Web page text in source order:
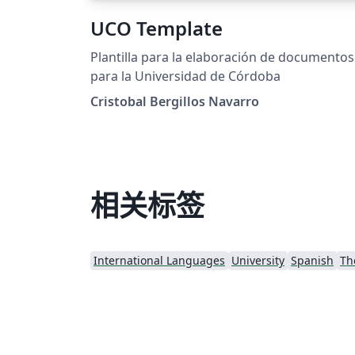
UCO Template
Plantilla para la elaboración de documentos
para la Universidad de Córdoba
Cristobal Bergillos Navarro
相关标签
International Languages University Spanish